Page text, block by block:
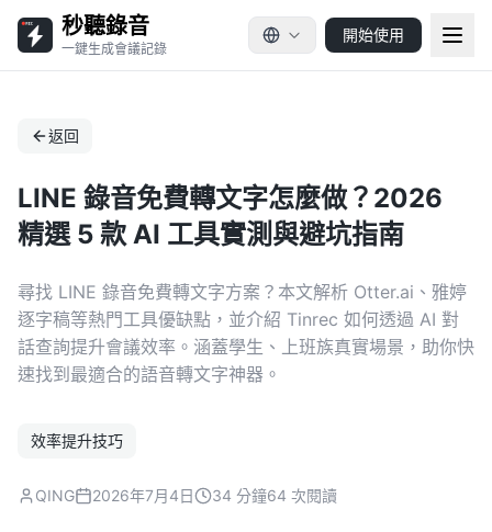
秒聽錄音
一鍵生成會議記錄
開始使用
返回
LINE 錄音免費轉文字怎麼做？2026
精選 5 款 AI 工具實測與避坑指南
尋找 LINE 錄音免費轉文字方案？本文解析 Otter.ai、雅婷
逐字稿等熱門工具優缺點，並介紹 Tinrec 如何透過 AI 對
話查詢提升會議效率。涵蓋學生、上班族真實場景，助你快
速找到最適合的語音轉文字神器。
效率提升技巧
QING 2026年7月4日 34 分鐘64 次閱讀